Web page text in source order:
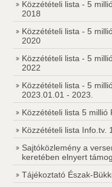
Közzétételi lista - 5
2018
Közzétételi lista - 5
2020
Közzétételi lista - 5
2022
Közzétételi lista - 5
2023.01.01 - 2023.
Közzétételi lista 5
Közzétételi lista Info.tv.
Sajtóközlemény a
keretében elnyert
Tájékoztató Észak-